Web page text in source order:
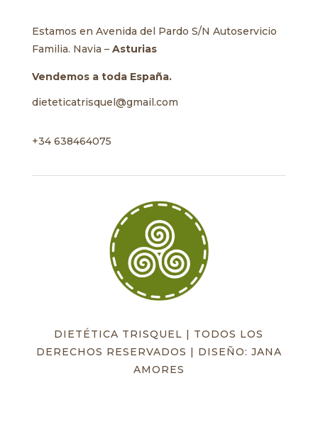
Estamos en Avenida del Pardo S/N Autoservicio
Familia. Navia – Asturias
Vendemos a toda España.
dieteticatrisquel@gmail.com
+34 638464075
DIETÉTICA TRISQUEL | TODOS LOS
DERECHOS RESERVADOS | DISEÑO: JANA
AMORES